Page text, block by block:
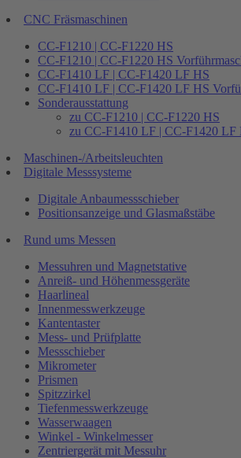
CNC Fräsmaschinen
CC-F1210 | CC-F1220 HS
CC-F1210 | CC-F1220 HS
CC-F1410 LF | CC-F1420 LF HS
CC-F1410 LF | CC-F1420 LF HS
Sonderausstattung
zu CC-F1210 | CC-F1220 HS
zu CC-F1410 LF | CC-F1420 LF
Maschinen-/Arbeitsleuchten
Digitale Messsysteme
Digitale Anbaumessschieber
Positionsanzeige und Glasmaßstäbe
Rund ums Messen
Messuhren und Magnetstative
Anreiß- und Höhenmessgeräte
Haarlineal
Innenmesswerkzeuge
Kantentaster
Mess- und Prüfplatte
Messschieber
Mikrometer
Prismen
Spitzzirkel
Tiefenmesswerkzeuge
Wasserwaagen
Winkel - Winkelmesser
Zentriergerät mit Messuhr